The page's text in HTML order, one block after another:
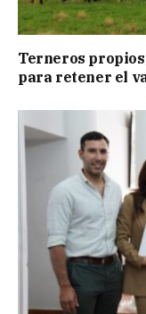
Terneros
para retener el